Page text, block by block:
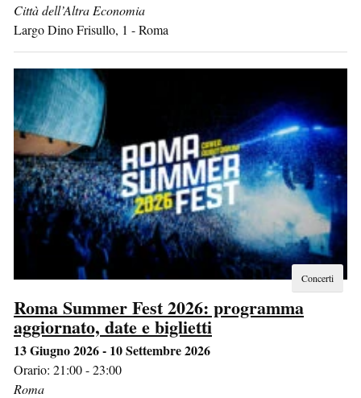
Città dell’Altra Economia
Largo Dino Frisullo, 1 -Roma
Concerti
Roma Summer Fest 2026: programma
aggiornato, date e biglietti
13 Giugno 2026 - 10 Settembre 2026
Orario: 21:00 - 23:00
Roma